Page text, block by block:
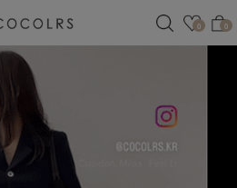
관심
0 0
검색